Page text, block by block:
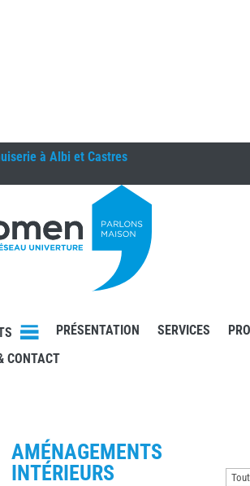
à Albi et Castres
PRÉSENTATION SERVICES
CONTACT
AMÉNAGEMENTS
INTÉRIEURS